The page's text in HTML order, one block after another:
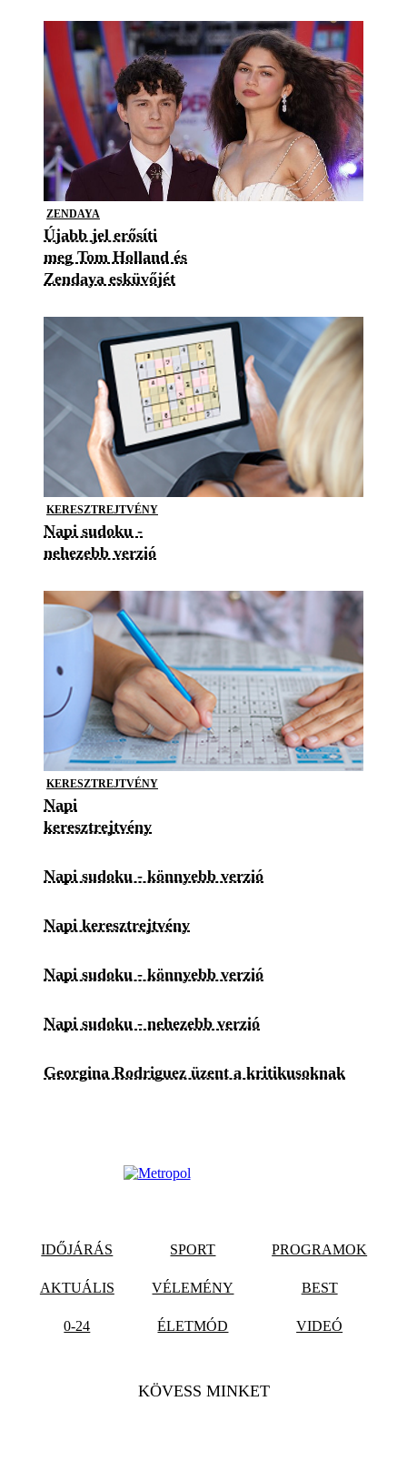
ZENDAYA
Újabb jel erősíti
meg Tom Holland és
Zendaya esküvőjét
KERESZTREJTVÉNY
Napi sudoku -
nehezebb verzió
KERESZTREJTVÉNY
Napi
keresztrejtvény
Napi sudoku - könnyebb verzió
Napi keresztrejtvény
Napi sudoku - könnyebb verzió
Napi sudoku - nehezebb verzió
Georgina Rodriguez üzent a kritikusoknak
IDŐJÁRÁS SPORT PROGRAMOK
AKTUÁLIS VÉLEMÉNY BEST
0-24 ÉLETMÓD VIDEÓ
KÖVESS MINKET